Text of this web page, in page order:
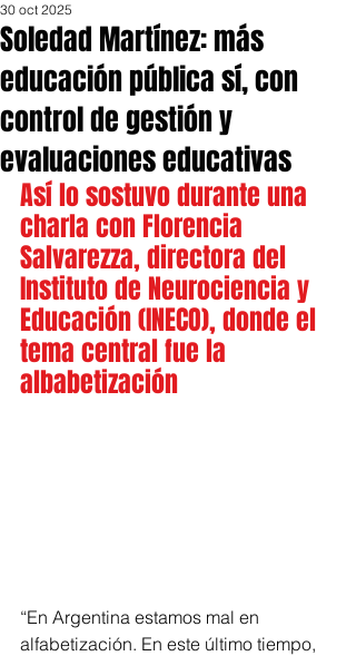
Soledad Martínez: más
educación pública sí, con
control de gestión y
evaluaciones educativas
30 oct 2025
Así lo sostuvo durante una
charla con Florencia
Salvarezza, directora del
Instituto de Neurociencia y
Educación (INECO), donde el
tema central fue la
albabetización
“En Argentina estamos mal en
alfabetización. En este último tiempo,